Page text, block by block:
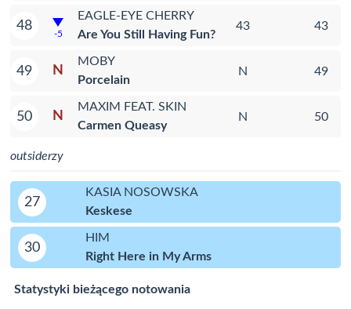
48
-5
EAGLE-EYE CHERRY
Are You Still Having Fun?
43 43
49 N
MOBY
Porcelain
N 49
50 N
MAXIM FEAT. SKIN
Carmen Queasy
N 50
outsiderzy
27
KASIA NOSOWSKA
Keskese
30
HIM
Right Here in My Arms
Statystyki bieżącego notowania